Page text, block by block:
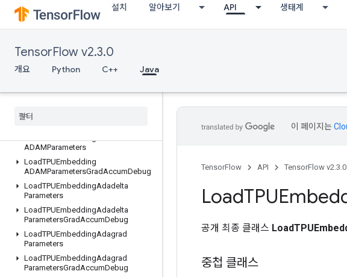
설치 알아보기 API 생태계
TensorFlow v2.3.0
개요 Python C++ Java
IsotonicRegression
IteratorGetDevice
KmeansPlusPlusInitialization
KthOrderStatistic
LSTMBlockCell
Lin
ADAMParameters
LoadTPUEmbedding
ADAMParametersGradAccumDebug
LoadTPUEmbeddingAdadelta
Parameters
LoadTPUEmbeddingAdadelta
ParametersGradAccumDebug
LoadTPUEmbeddingAdagrad
Parameters
LoadTPUEmbeddingAdagrad
ParametersGradAccumDebug
이 페이지는
TensorFlow API TensorFlow v2.3.0
Load
공개 최종 클래스
중첩 클래스